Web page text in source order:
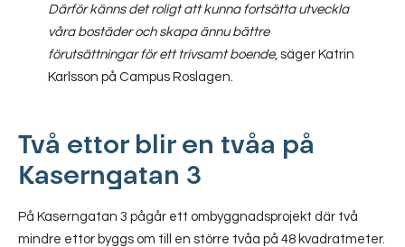
Därför känns det roligt att kunna fortsätta utveckla
våra bostäder och skapa ännu bättre
förutsättningar för ett trivsamt boende, säger Katrin
Karlsson på Campus Roslagen.
Två ettor blir en tvåa på
Kaserngatan 3
På Kaserngatan 3 pågår ett ombyggnadsprojekt där två
mindre ettor byggs om till en större tvåa på 48 kvadratmeter.